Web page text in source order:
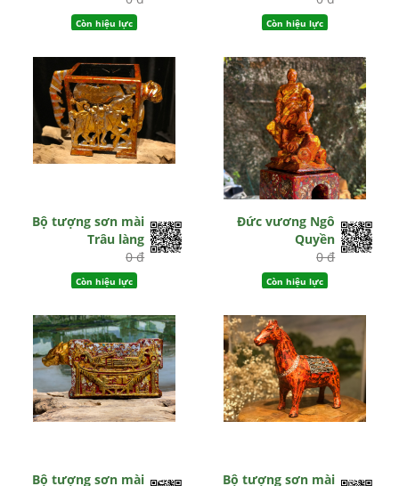
Còn hiệu lực Còn hiệu lực
Bộ tượng sơn mài
Trâu làng
0 đ
Còn hiệu lực
Đức vương Ngô
Quyền
0 đ
Còn hiệu lực
Bộ tượng sơn mài
Bộ tượng sơn mài